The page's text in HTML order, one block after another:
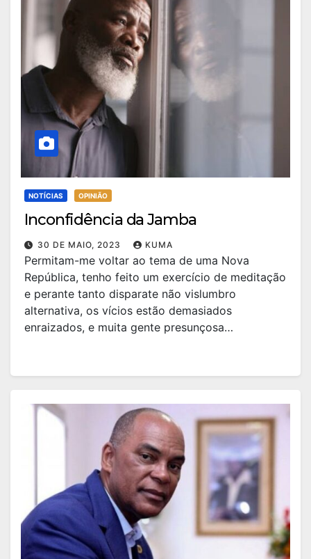
NOTÍCIAS OPINIÃO
Inconfidência da Jamba
30 DE MAIO, 2023 KUMA
Permitam-me voltar ao tema de uma Nova
República, tenho feito um exercício de meditação
e perante tanto disparate não vislumbro
alternativa, os vícios estão demasiados
enraizados, e muita gente presunçosa…